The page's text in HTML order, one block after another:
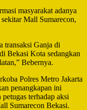
masyarakat adanya
Mall Sumarecon,
transaksi Ganja di
Bekasi Kota sedangkan
Bebernya.
Polres Metro Jakarta
penangkapan ini
terhadap aksi
Sumarecon Bekasi.